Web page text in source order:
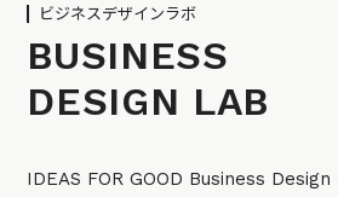
ビジネスデザインラボ
BUSINESS
DESIGN LAB
IDEAS FOR GOOD Business Design